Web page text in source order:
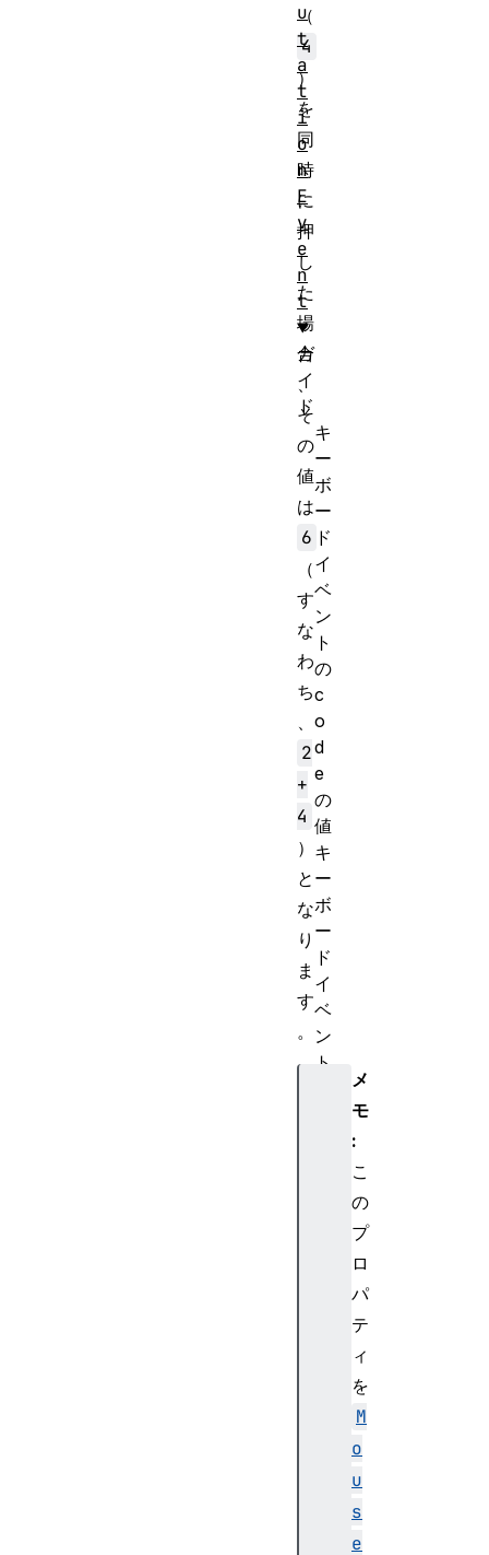
（
4
）
を
同
時
に
押
し
た
場
合
、
そ
の
値
は
6
（
す
な
わ
ち
、
2
+
4
）
と
な
り
ま
す
。
メ
モ
:
こ
の
プ
ロ
パ
テ
ィ
を
M
o
u
s
e
u
t
a
t
i
o
n
E
v
e
n
t
ガ
イ
ド
キ
ー
ボ
ー
ド
イ
ベ
ン
ト
の
c
o
d
e
の
値
キ
ー
ボ
ー
ド
イ
ベ
ン
ト